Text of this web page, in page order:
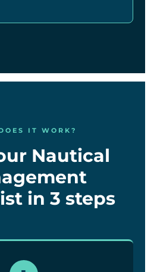
IT WORK?
Nautical
in 3 steps